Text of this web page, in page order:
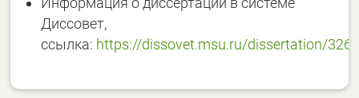
Диссовет,
ссылка: https://dissovet.msu.ru/dissertation/